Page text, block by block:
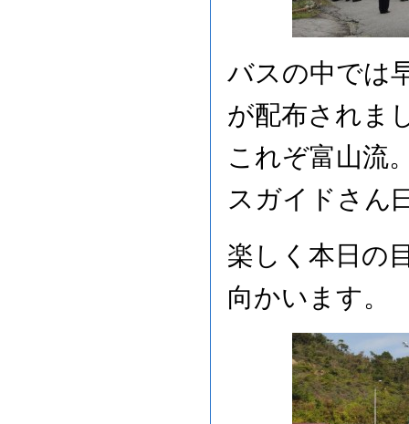
バスの中では
が配布されま
これぞ富山流
スガイドさん
楽しく本日の
向かいます。